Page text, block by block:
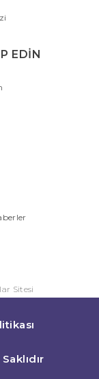
EDİN
Sitesi